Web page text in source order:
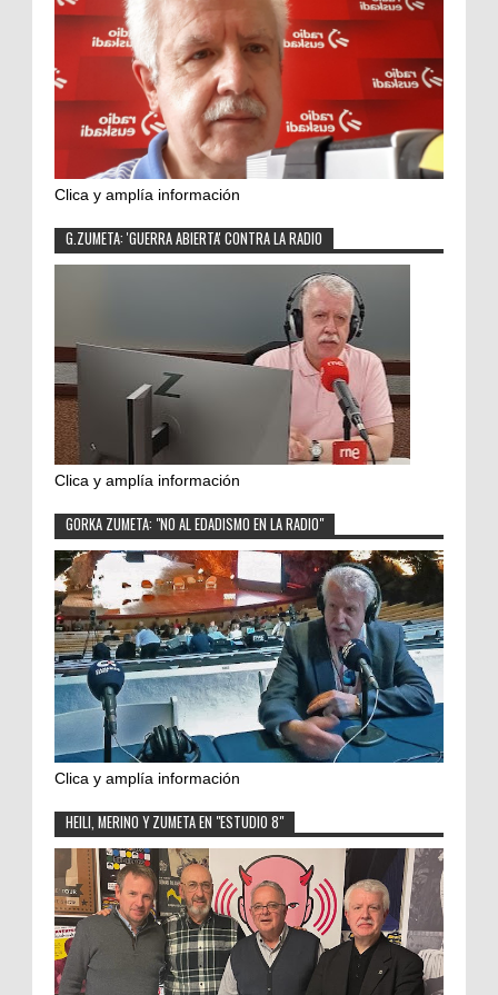
Clica y amplía información
G.ZUMETA: 'GUERRA ABIERTA' CONTRA LA RADIO
Clica y amplía información
GORKA ZUMETA: "NO AL EDADISMO EN LA RADIO"
Clica y amplía información
HEILI, MERINO Y ZUMETA EN "ESTUDIO 8"